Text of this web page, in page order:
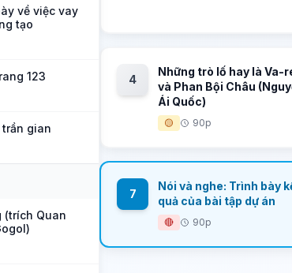
4
Những trò lố hay là Va-
và Phan Bội Châu
Ái Quốc)
🟡 90p
7
Nói và nghe: Trình bày
quả của bài tập dự án
🔴 90p
về việc vay
tạo
123
gian
(trích Quan